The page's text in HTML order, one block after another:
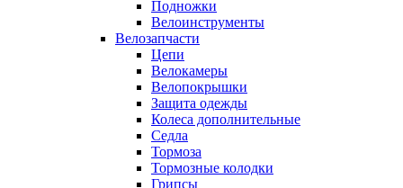
Подножки
Велоинструменты
Велозапчасти
Цепи
Велокамеры
Велопокрышки
Защита одежды
Колеса дополнительные
Седла
Тормоза
Тормозные колодки
Грипсы